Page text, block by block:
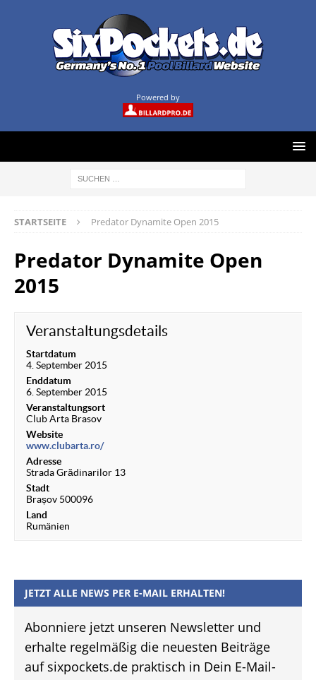
Powered by
STARTSEITE Predator Dynamite Open 2015
Predator Dynamite Open
2015
Veranstaltungsdetails
Startdatum
4. September 2015
Enddatum
6. September 2015
Veranstaltungsort
Club Arta Brasov
Website
www.clubarta.ro/
Adresse
Strada Grădinarilor 13
Stadt
Brașov 500096
Land
Rumänien
JETZT ALLE NEWS PER E-MAIL ERHALTEN!
Abonniere jetzt unseren Newsletter und
erhalte regelmäßig die neuesten Beiträge
auf sixpockets.de praktisch in Dein E-Mail-